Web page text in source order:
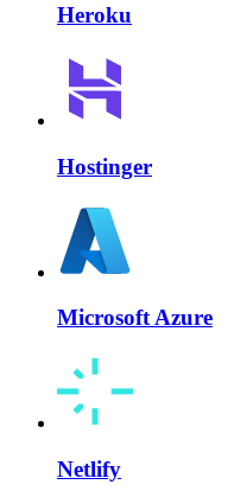
Heroku
Hostinger
Microsoft Azure
Netlify